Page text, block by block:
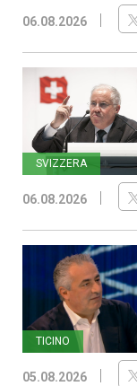
06.08.2026
SVIZZERA
06.08.2026
TICINO
05.08.2026